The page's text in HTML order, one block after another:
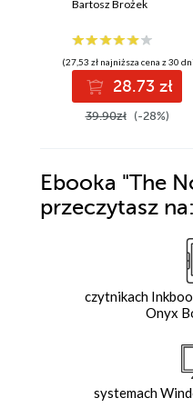
Bartosz Brożek
(27,53 zł najniższa cena z 30
28.73 zł
39.90zł (-28%)
Ebooka "The
przeczytasz na:
czytnikach
Onyx
systemach